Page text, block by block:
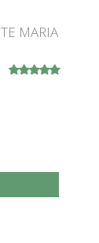
MARIA